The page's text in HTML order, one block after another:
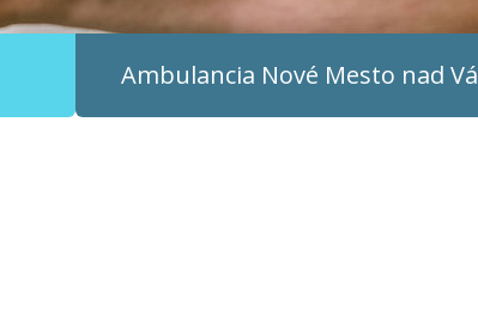
Ambulancia Nové Mesto nad